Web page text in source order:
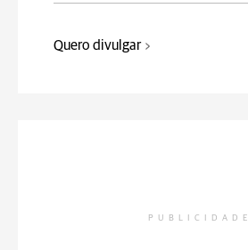
Quero divulgar
PUBLICIDADE